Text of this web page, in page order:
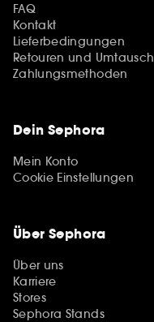
FAQ
Kontakt
Lieferbedingungen
Retouren und Umtausch
Zahlungsmethoden
Dein Sephora
Mein Konto
Cookie Einstellungen
Über Sephora
Über uns
Karriere
Stores
Sephora Stands